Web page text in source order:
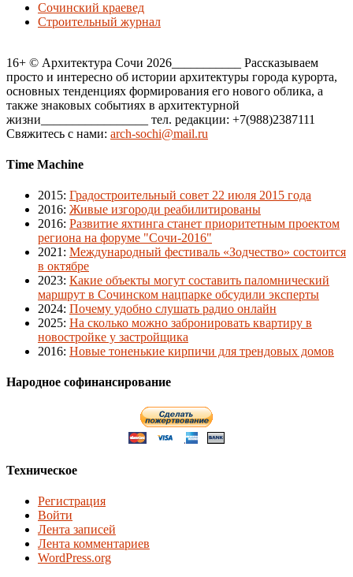
Сочинский краевед
Строительный журнал
16+ © Архитектура Сочи 2026___________ Рассказываем
просто и интересно об истории архитектуры города курорта,
основных тенденциях формирования его нового облика, а
также знаковых событиях в архитектурной
жизни_________________ тел. редакции: +7(988)2387111
Свяжитесь с нами: arch-sochi@mail.ru
Time Machine
2015: Градостроительный совет 22 июля 2015 года
2016: Живые изгороди реабилитированы
2016: Развитие яхтинга станет приоритетным проектом
региона на форуме "Сочи-2016"
2021 : Международный фестиваль «Зодчество» состоится
в октябре
2023: Какие объекты могут составить паломнический
маршрут в Сочинском нацпарке обсудили эксперты
2024: Почему удобно слушать радио онлайн
2025: На сколько можно забронировать квартиру в
новостройке у застройщика
2016: Новые тоненькие кирпичи для трендовых домов
Народное софинансирование
Техническое
Регистрация
Войти
Лента записей
Лента комментариев
WordPress.org